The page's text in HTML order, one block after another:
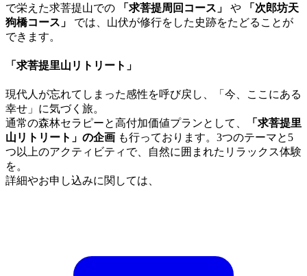
で栄えた求菩提山での
「求菩提周回コース」 や
「次郎坊天
狗橋コース」
では、山伏が修行をした史跡をたどることが
できます。
「求菩提里山リトリート」
現代人が忘れてしまった感性を呼び戻し、「今、ここにある
幸せ」に気づく旅。
通常の森林セラピーと高付加価値プランとして、
「求菩提里
山リトリート」の企画 も行っております。3つのテーマと5
つ以上のアクティビティで、自然に囲まれたリラックス体験
を。
詳細やお申し込みに関しては、